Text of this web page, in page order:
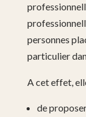
personnes
particulier
A cet effet,
de